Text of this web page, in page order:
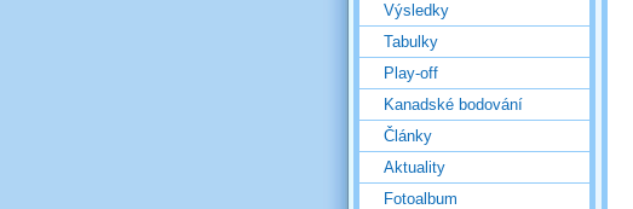
Výsledky
Tabulky
Play-off
Kanadské bodování
Články
Aktuality
Fotoalbum